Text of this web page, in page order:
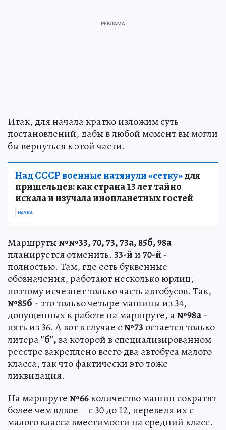
Итак, для начала кратко изложим суть
постановлений, дабы в любой момент вы могли
бы вернуться к этой части.
Над СССР военные натянули «сетку»для
пришельцев: как страна 13 лет тайно
искала и изучала инопланетных гостей
НАУКА
Маршруты№№33, 70, 73, 73а, 85б, 98а
планируется отменить. 33-йи70-й -
полностью. Там, где есть буквенные
обозначения, работают несколько юрлиц,
поэтому исчезнет только часть автобусов. Так,
№85б - это только четыре машины из 34,
допущенных к работе на маршруте, а№98а-
пять из 36. А вот в случае с№73 остается только
литера"б", за которой в специализированном
реестре закреплено всего два автобуса малого
класса, так что фактически это тоже
ликвидация.
На маршруте№66количество машин сократят
более чем вдвое – с 30 до 12, переведя их с
малого класса вместимости на средний класс.